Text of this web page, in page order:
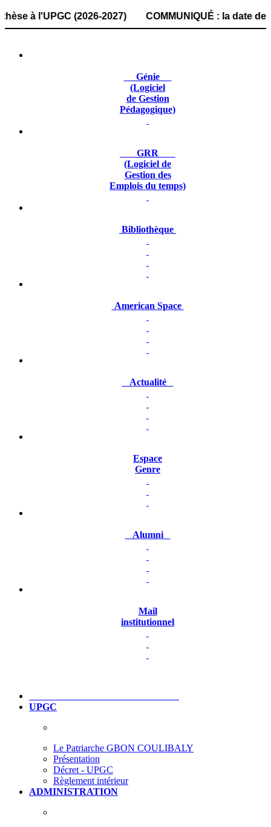
l'UPGC (2026-2027) COMMUNIQUÉ : la date de
Génie
(Logiciel
de Gestion
Pédagogique)
GRR
(Logiciel de
Gestion des
Emplois du temps)
Bibliothèque
American Space
Actualité
Espace
Genre
Alumni
Mail
institutionnel
UPGC
Le Patriarche GBON COULIBALY
Présentation
Décret - UPGC
Règlement intérieur
ADMINISTRATION